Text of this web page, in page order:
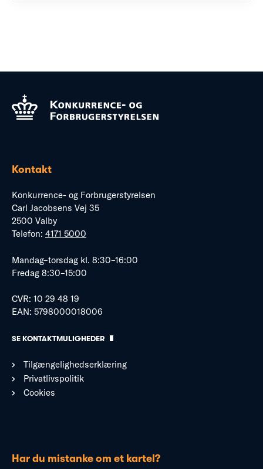
Kontakt
Konkurrence- og Forbrugerstyrelsen
Carl Jacobsens Vej 35
2500 Valby
Telefon: 4171 5000
Mandag–torsdag kl. 8:30–16:00
Fredag 8:30–15:00
CVR: 10 29 48 19
EAN: 5798000018006
SE KONTAKTMULIGHEDER
Tilgængelighedserklæring
Privatlivspolitik
Cookies
Har du mistanke om et kartel?